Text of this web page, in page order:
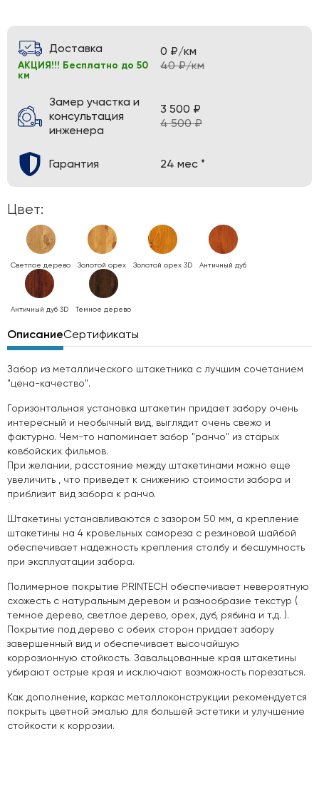
Доставка
АКЦИЯ!!! Бесплатно до 50
км
0 ₽/км
40 ₽/км
Замер участка и
консультация
инженера
3 500 ₽
4 500 ₽
Гарантия 24 мес *
Цвет:
Светлое дерево Золотой орех Золотой орех 3D Античный дуб
Античный дуб 3D Темное дерево
ОписаниеСертификаты
Забор из металлического штакетника с лучшим сочетанием
"цена-качество".
Горизонтальная установка штакетин придает забору очень
интересный и необычный вид, выглядит очень свежо и
фактурно. Чем-то напоминает забор "ранчо" из старых
ковбойских фильмов.
При желании, расстояние между штакетинами можно еще
увеличить , что приведет к снижению стоимости забора и
приблизит вид забора к ранчо.
Штакетины устанавливаются с зазором 50 мм, а крепление
штакетины на 4 кровельных самореза с резиновой шайбой
обеспечивает надежность крепления столбу и бесшумность
при эксплуатации забора.
Полимерное покрытие PRINTECH обеспечивает невероятную
схожесть с натуральным деревом и разнообразие текстур (
темное дерево, светлое дерево, орех, дуб, рябина и т.д. ).
Покрытие под дерево с обеих сторон придает забору
завершенный вид и обеспечивает высочайшую
коррозионную стойкость. Завальцованные края штакетины
убирают острые края и исключают возможность порезаться.
Как дополнение, каркас металлоконструкции рекомендуется
покрыть цветной эмалью для большей эстетики и улучшение
стойкости к коррозии.